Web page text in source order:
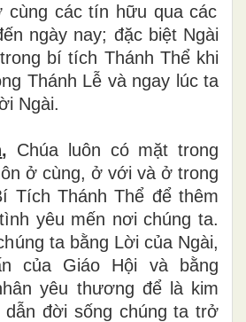
cùng các tín hữu qua các
n ngày nay; đặc biệt Ngài
bí tích Thánh Thểkhi
Thánh Lễ vàngay lúc ta
i Ngài.
, Chúa luôn có mặt trong
ôn ở cùng, ở với và ở trong
í Tích Thánh Thể đểthêm
ình yêu mến nơi chúng ta.
úng ta bằng Lời của Ngài,
n của Giáo Hội vàbằng
ân yêu thương đểlàkim
dẫn đời sống chúng ta trở